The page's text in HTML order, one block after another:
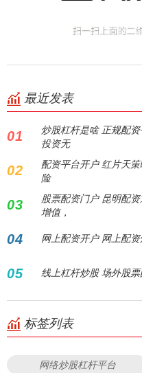
最近发表
01
炒股杠杆是啥 正规配
投资无
02
配资平台开户 红片天
险
03
股票配资门户 昆明配
增值，
04 网上配资开户 网上配
05 线上杠杆炒股 场外股
标签列表
网络炒股杠杆平台